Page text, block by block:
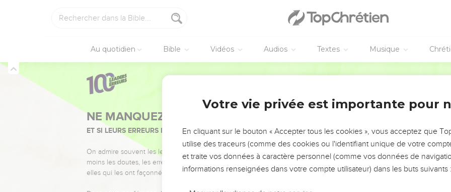
Au quotidien Bible Vidéos Audios Textes Musique
NE MANQUEZ PAS L’ÉVÉNEMENT DE L’ANNÉE !
ET SI LEURS ERREURS POUVAIENT VOUS ÉVITER LES VOTRES ?
On admire souvent les leaders pour leurs réussites, leur impact, leur foi ou leur vision. Mais on voit
moins les doutes, les erreurs et les saisons difficiles qu'ils ont traversés, alors même que ce sont
elles qui les ont façonnés.
Votre vie privée est importante pour
En cliquant sur le bouton « Accepter tous les cookies », vous acceptez que
utilise des traceurs (comme des cookies ou l'identifiant unique de votre
et traite vos données à caractère personnel (comme vos données de
informations renseignées dans votre compte utilisateur) dans les buts suivants :